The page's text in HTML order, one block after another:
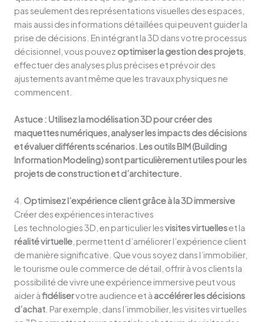
pas seulement des représentations visuelles des espaces,
mais aussi des informations détaillées qui peuvent guider la
prise de décisions. En intégrant la 3D dans votre processus
décisionnel, vous pouvez optimiser la gestion des projets
effectuer des analyses plus précises et prévoir des
ajustements avant même que les travaux physiques ne
commencent.
Astuce : Utilisez la modélisation 3D pour créer des
maquettes numériques, analyser les impacts des décisions
et évaluer différents scénarios. Les outils BIM (Building
Information Modeling) sont particulièrement utiles pour les
projets de construction et d’architecture.
4. Optimisez l’expérience client grâce à la 3D immersive
Créer des expériences interactives
Les technologies 3D, en particulier lesvisites virtuelleset la
réalité virtuelle , permettent d’améliorer l’expérience client
de manière significative. Que vous soyez dans l’immobilier,
le tourisme ou le commerce de détail, offrir à vos clients la
possibilité de vivre une expérience immersive peut vous
aider àfidéliservotre audience et à accélérer les décisions
d’achat . Par exemple, dans l’immobilier, les visites virtuelles